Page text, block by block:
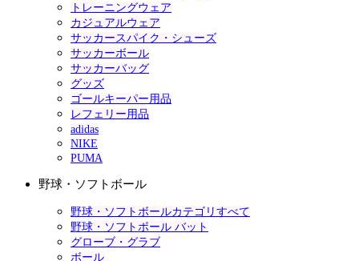
トレーニングウェア
カジュアルウェア
サッカースパイク・シューズ
サッカーボール
サッカーバッグ
グッズ
ゴールキーパー用品
レフェリー用品
adidas
NIKE
PUMA
野球・ソフトボール
野球・ソフトボールカテゴリすべて
野球・ソフトボール バット
グローブ・グラブ
ボール